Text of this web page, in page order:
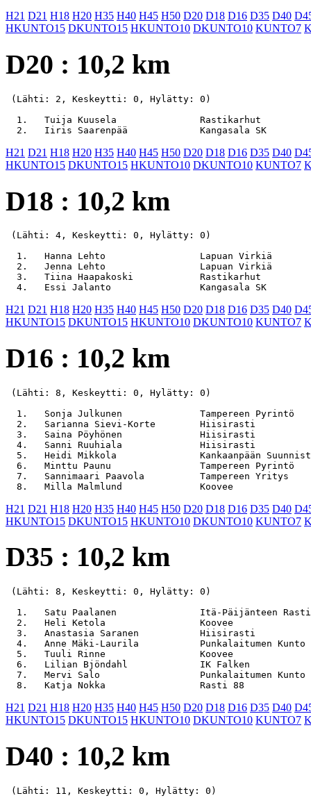
H21 D21 H18 H20 H35 H40 H45 H50 D20 D18 D16 D35 D40
HKUNTO15 DKUNTO15 HKUNTO10 DKUNTO10 KUNTO7
D20 : 10,2 km
(Lähti: 2, Keskeytti: 0, Hylätty: 0)
1.   Tuija Kuusela               Rastikarhut
H21 D21 H18 H20 H35 H40 H45 H50 D20 D18 D16 D35 D40
HKUNTO15 DKUNTO15 HKUNTO10 DKUNTO10 KUNTO7
D18 : 10,2 km
(Lähti: 4, Keskeytti: 0, Hylätty: 0)
1.   Hanna Lehto                 Lapuan
2.   Jenna Lehto                 Lapuan Virkiä
3.   Tiina Haapakoski            Rastikarhut
H21 D21 H18 H20 H35 H40 H45 H50 D20 D18 D16 D35 D40
HKUNTO15 DKUNTO15 HKUNTO10 DKUNTO10 KUNTO7
D16 : 10,2 km
(Lähti: 8, Keskeytti: 0, Hylätty: 0)
1.   Sonja Julkunen              Tampereen
2.   Sarianna Sievi-Korte        Hiisirasti
3.   Saina Pöyhönen              Hiisirasti
4.   Sanni Ruuhiala              Hiisirasti
5.   Heidi Mikkola               Kankaanpään
6.   Minttu Paunu                Tampereen Pyrintö
7.   Sannimaari Paavola          Tampereen Yritys
H21 D21 H18 H20 H35 H40 H45 H50 D20 D18 D16 D35 D40
HKUNTO15 DKUNTO15 HKUNTO10 DKUNTO10 KUNTO7
D35 : 10,2 km
(Lähti: 8, Keskeytti: 0, Hylätty: 0)
1.   Satu Paalanen               Itä-
2.   Heli Ketola                 Koovee
3.   Anastasia Saranen           Hiisirasti
4.   Anne Mäki-Laurila           Punkalaitumen
5.   Tuuli Rinne                 Koovee
6.   Lilian Bjöndahl             IK Falken
7.   Mervi Salo                  Punkalaitumen
H21 D21 H18 H20 H35 H40 H45 H50 D20 D18 D16 D35 D40
HKUNTO15 DKUNTO15 HKUNTO10 DKUNTO10 KUNTO7
D40 : 10,2 km
(Lähti: 11, Keskeytti: 0, Hylätty: 0)